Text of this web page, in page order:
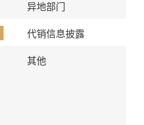
异地部门
代销信息披露
其他